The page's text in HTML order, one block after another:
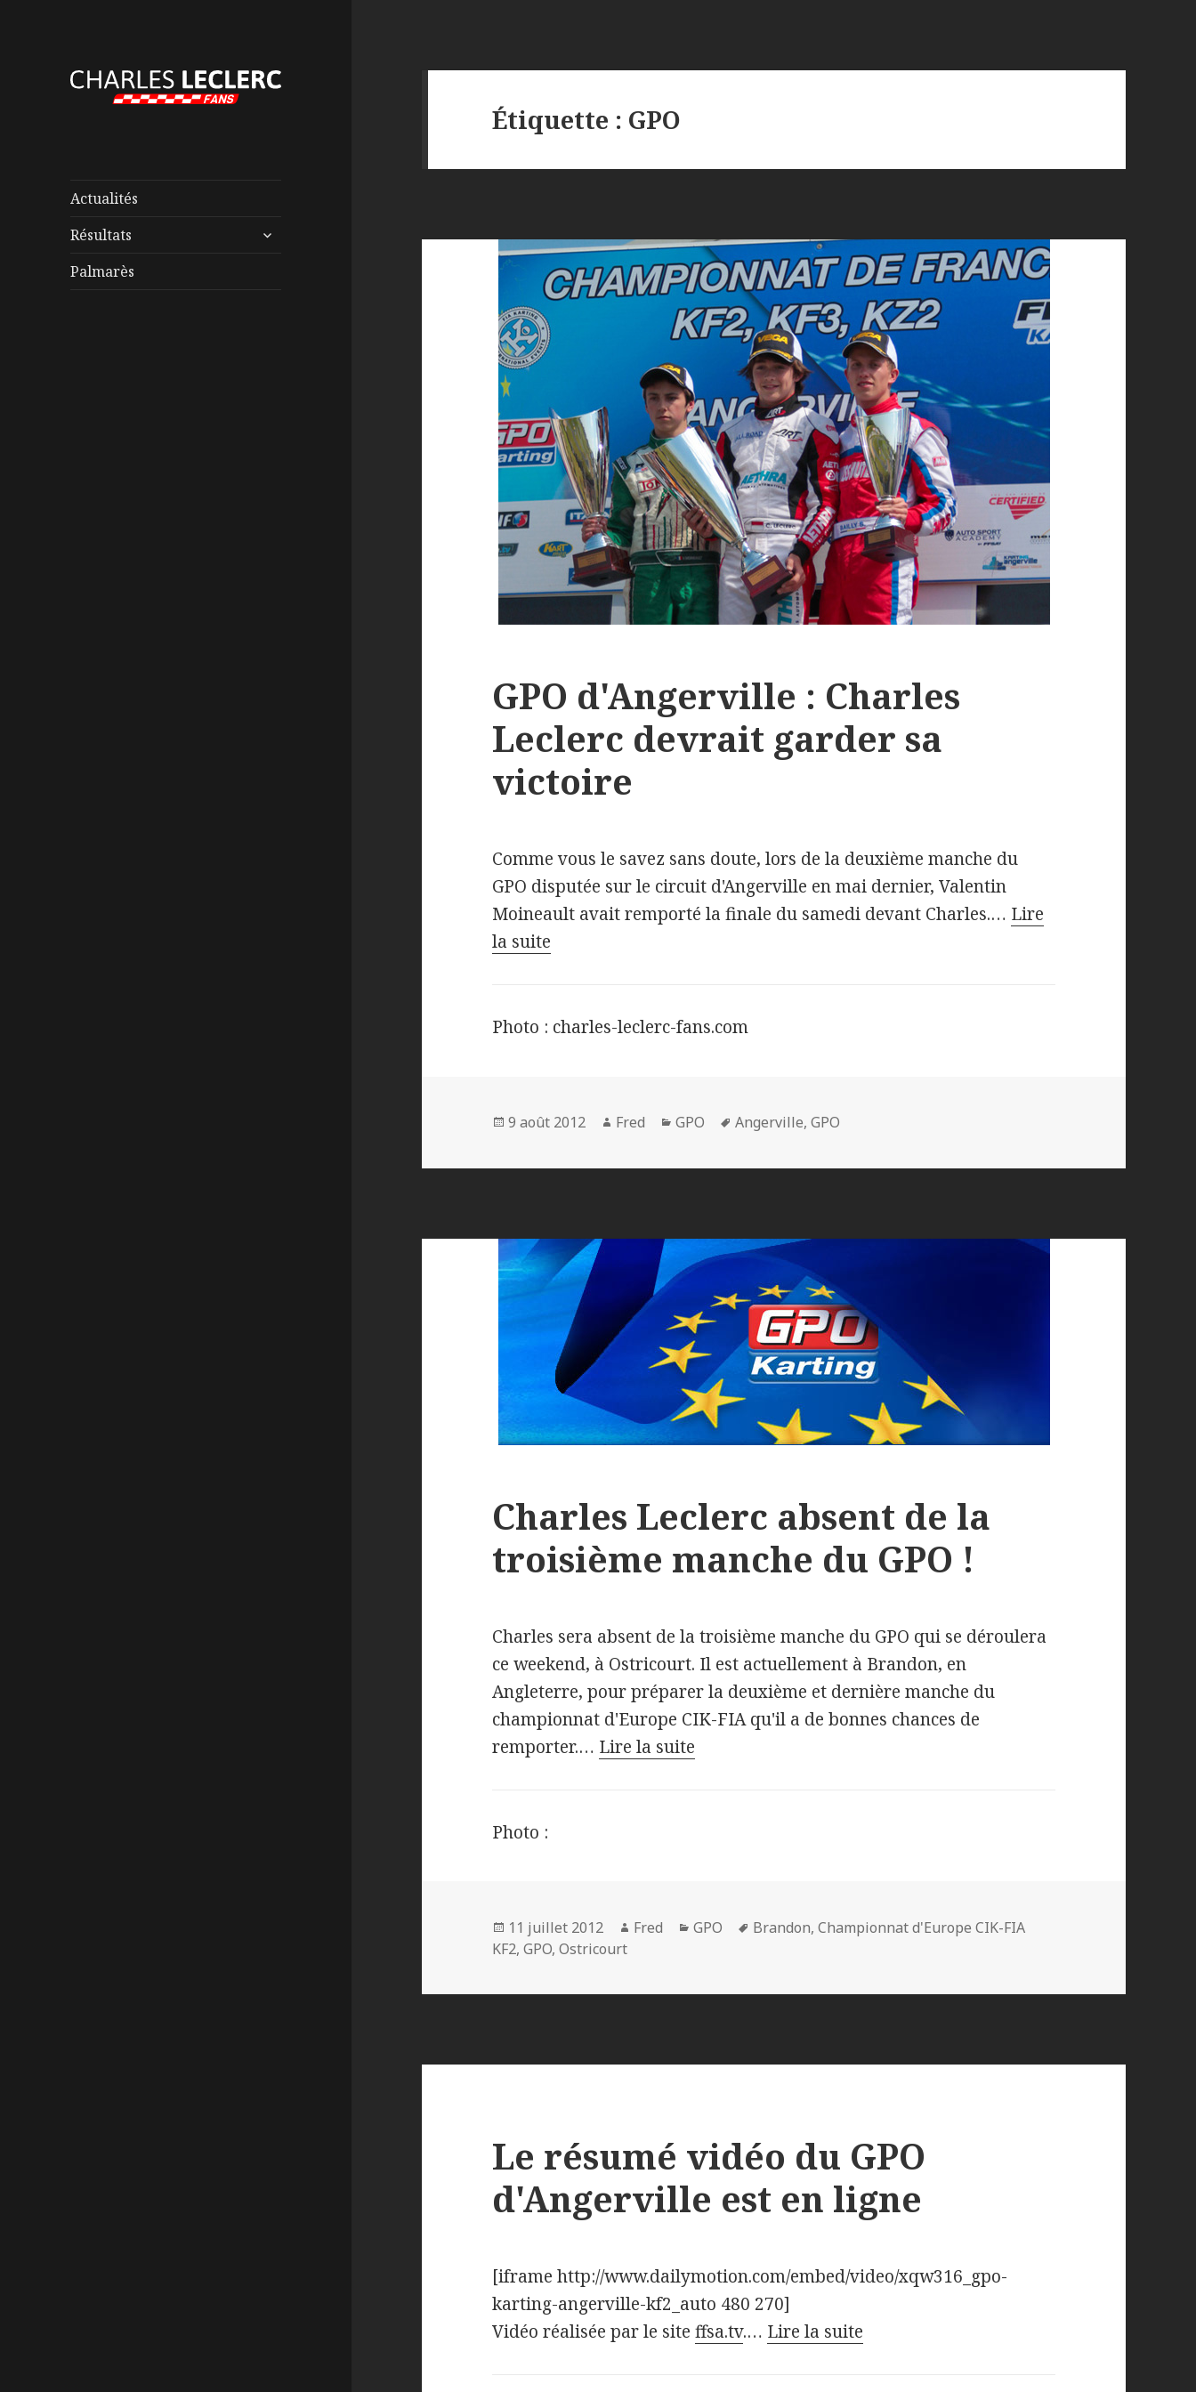
Actualités
Résultats
ouvrir
Palmarès
Étiquette : GPO
GPO d'Angerville : Charles
Leclerc devrait garder sa
victoire
Comme vous le savez sans doute, lors de la deuxième manche du
GPO disputée sur le circuit d'Angerville en mai dernier, Valentin
Moineault avait remporté la finale du samedi devant Charles.… Lire
la suite
Photo : charles-leclerc-fans.com
Publié
9 août 2012 Auteur
Fred Catégories
GPO
Mots-
Angerville,GPO
Charles Leclerc absent de la
troisième manche du GPO !
Charles sera absent de la troisième manche du GPO qui se déroulera
ce weekend, à Ostricourt. Il est actuellement à Brandon, en
Angleterre, pour préparer la deuxième et dernière manche du
championnat d'Europe CIK-FIA qu'il a de bonnes chances de
remporter.… Lire la suite
Photo :
Publié
le
11 juillet 2012 Auteur
Fred Catégories
GPO
Mots-
Brandon,Championnat d'Europe CIK-FIA
KF2,GPO,Ostricourt
Le résumé vidéo du GPO
d'Angerville est en ligne
[iframe http://www.dailymotion.com/embed/video/xqw316_gpo-
karting-angerville-kf2_auto 480 270]
Vidéo réalisée par le siteffsa.tv.… Lire la suite